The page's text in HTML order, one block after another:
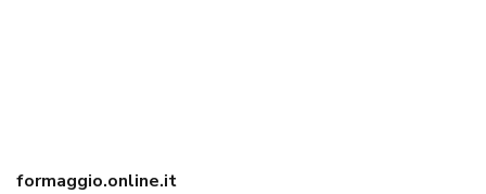
formaggio.online.it